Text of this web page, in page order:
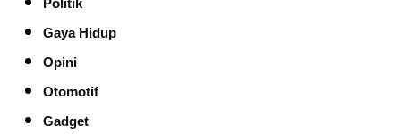
Politik
Gaya Hidup
Opini
Otomotif
Gadget